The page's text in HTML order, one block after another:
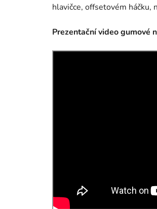
hlavičce, offsetovém háčku,
Prezentační video gumové